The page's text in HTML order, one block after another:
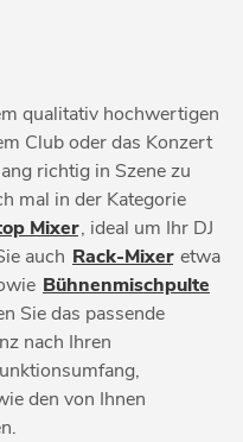
qualitativ hochwertigen
Club oder das Konzert
richtig in Szene zu
mal in der Kategorie
Mixer, ideal um Ihr DJ
auch Rack-Mixer etwa
Bühnenmischpulte
Sie das passende
nach Ihren
den von Ihnen